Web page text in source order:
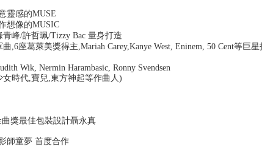
蔡依林Play世
界巡迴演唱會
靈感的MUSE
想像的MUSIC
峰/許哲珮/Tizzy Bac 量身打造
,6座葛萊美獎得主,Mariah Carey,Kanye West, Eninem, 50 Cent等巨
Wik, Nermin Harambasic, Ronny Svendsen
時代,寶兒,東方神起等作曲人)
獎最佳包裝設計聶永真
師童夢 首度合作